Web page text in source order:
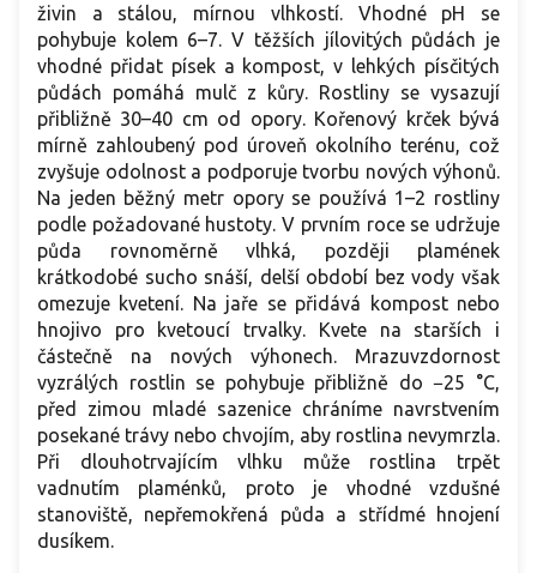
živin a stálou, mírnou vlhkostí. Vhodné pH se
pohybuje kolem 6–7. V těžších jílovitých půdách je
vhodné přidat písek a kompost, v lehkých písčitých
půdách pomáhá mulč z kůry. Rostliny se vysazují
přibližně 30–40 cm od opory. Kořenový krček bývá
mírně zahloubený pod úroveň okolního terénu, což
zvyšuje odolnost a podporuje tvorbu nových výhonů.
Na jeden běžný metr opory se používá 1–2 rostliny
podle požadované hustoty. V prvním roce se udržuje
půda rovnoměrně vlhká, později plamének
krátkodobé sucho snáší, delší období bez vody však
omezuje kvetení. Na jaře se přidává kompost nebo
hnojivo pro kvetoucí trvalky. Kvete na starších i
částečně na nových výhonech. Mrazuvzdornost
vyzrálých rostlin se pohybuje přibližně do −25 °C,
před zimou mladé sazenice chráníme navrstvením
posekané trávy nebo chvojím, aby rostlina nevymrzla.
Při dlouhotrvajícím vlhku může rostlina trpět
vadnutím plaménků, proto je vhodné vzdušné
stanoviště, nepřemokřená půda a střídmé hnojení
dusíkem.